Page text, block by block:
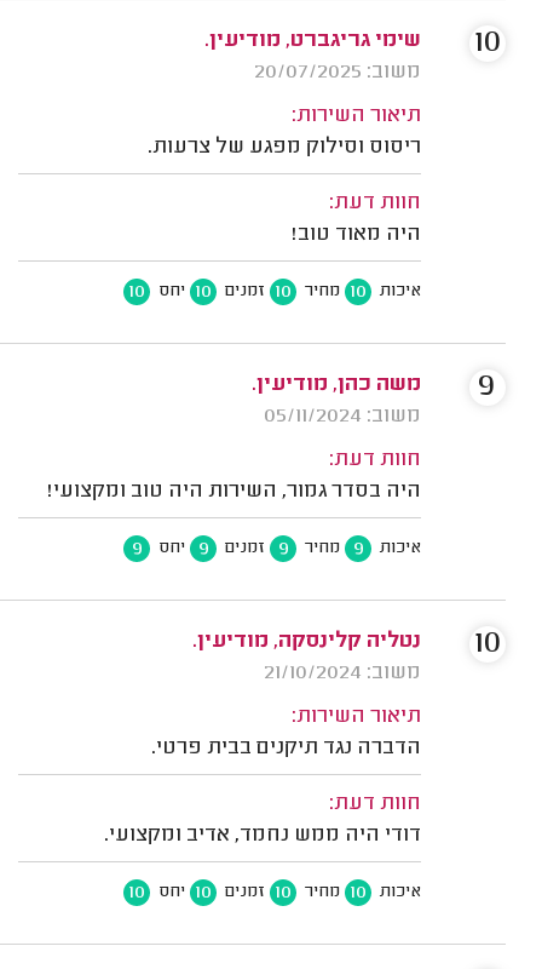
שימי גריגברט, מודיעין.
משוב: 20/07/2025
תיאור השירות:
ריסוס וסילוק מפגע של צרעות.
חוות דעת:
היה מאוד טוב!
איכות 10 מחיר 10 זמנים 10 יחס 10
10
משה כהן, מודיעין.
משוב: 05/11/2024
חוות דעת:
היה בסדר גמור, השירות היה טוב ומקצועי!
איכות 9 מחיר 9 זמנים 9 יחס 9
9
נטליה קלינסקה, מודיעין.
משוב: 21/10/2024
תיאור השירות:
הדברה נגד תיקנים בבית פרטי.
חוות דעת:
דודי היה ממש נחמד, אדיב ומקצועי.
איכות 10 מחיר 10 זמנים 10 יחס 10
10